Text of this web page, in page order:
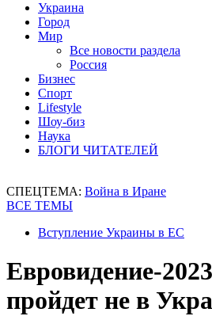
Украина
Город
Мир
Все новости раздела
Россия
Бизнес
Спорт
Lifestyle
Шоу-биз
Наука
БЛОГИ ЧИТАТЕЛЕЙ
СПЕЦТЕМА: Война в Иране
ВСЕ ТЕМЫ
Вступление Украины в ЕС
Евровидение-
пройдет не в